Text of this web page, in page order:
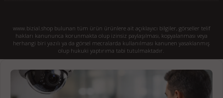
www.bizial.shop bulunan tüm ürün ürünlere ait açıklayıcı bilgiler, görseller telif
hakları kanununca korunmakta olup izinsiz paylaşılması, kopyalanması veya
herhangi biri yazılı ya da görsel mecralarda kullanılması kanunen yasaklanmış
olup hukuki yaptırıma tabi tutulmaktadır.